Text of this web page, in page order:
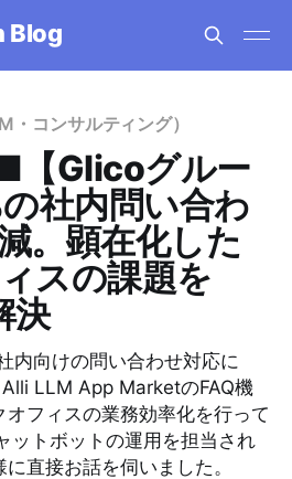
Blog
・コンサルティング）
【Glicoグルー
社内問い合わ
。顕在化した
スの課題を
決
内向けの問い合わせ対応に
LLM App MarketのFAQ機
フィスの業務効率化を行って
ットボットの運用を担当され
直接お話を伺いました。